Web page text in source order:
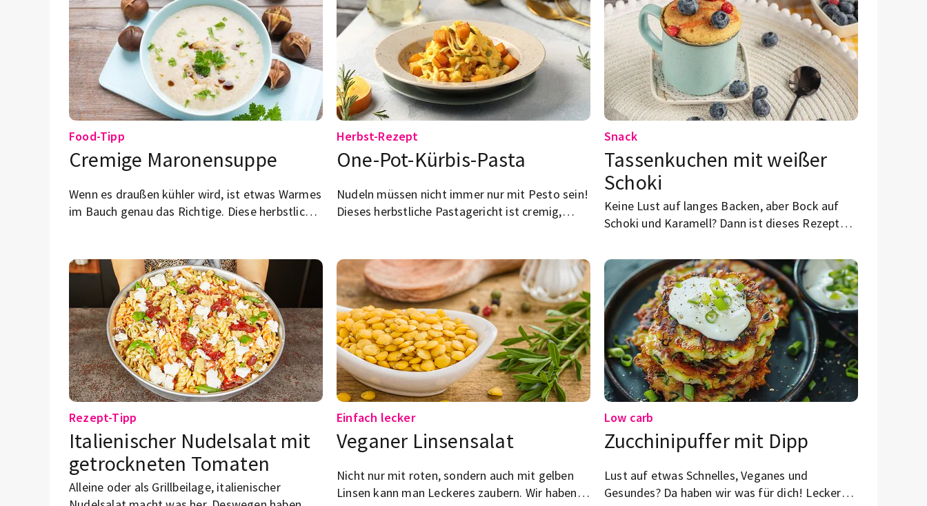
Food-Tipp
Cremige Maronensuppe
Wenn es draußen kühler wird, ist etwas Warmes
im Bauch genau das Richtige. Diese herbstliche
einem langen Unitag.
Herbst-Rezept
One-Pot-Kürbis-Pasta
Nudeln müssen nicht immer nur mit Pesto sein!
Dieses herbstliche Pastagericht ist cremig,
Snack
Tassenkuchen mit weißer
Schoki
Keine Lust auf langes Backen, aber Bock auf
Schoki und Karamell? Dann ist dieses Rezept
wenigen Minuten direkt in einer Tasse
gezaubert.
Rezept-Tipp
Italienischer Nudelsalat mit
getrockneten Tomaten
Alleine oder als Grillbeilage, italienischer
Einfach lecker
Veganer Linsensalat
Nicht nur mit roten, sondern auch mit gelben
Linsen kann man Leckeres zaubern. Wir haben
Low carb
Zucchinipuffer mit Dipp
Lust auf etwas Schnelles, Veganes und
Gesundes? Da haben wir was für dich! Leckere